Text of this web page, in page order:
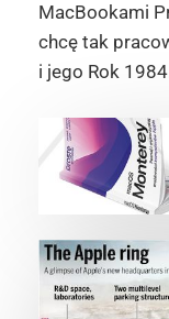
MacBookami
chcę tak
i jego Rok